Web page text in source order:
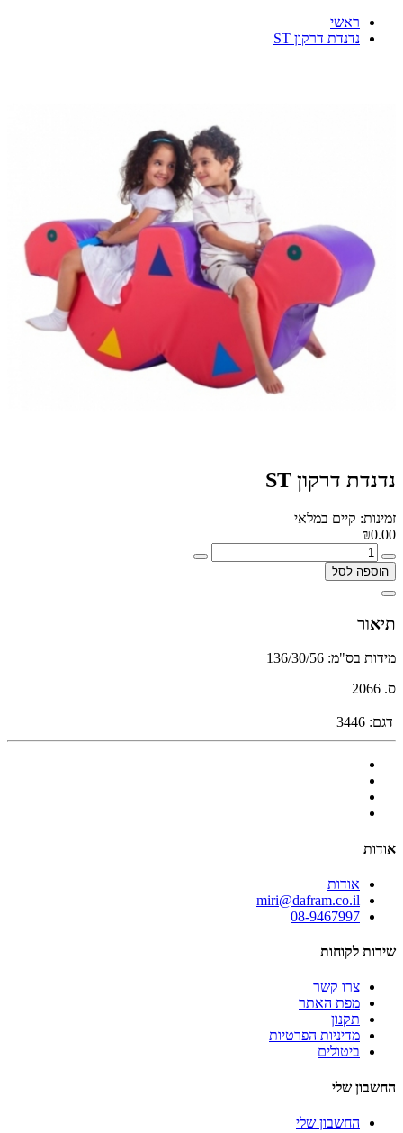
ראשי
נדנדת דרקון ST
נדנדת דרקון ST
זמינות: קיים במלאי
₪0.00
הוספה לסל
תיאור
מידות בס"מ: 136/30/56
ס. 2066
דגם: 3446
אודות
אודות
miri@dafram.co.il
08-9467997
שירות לקוחות
צרו קשר
מפת האתר
תקנון
מדיניות הפרטיות
ביטולים
החשבון שלי
החשבון שלי